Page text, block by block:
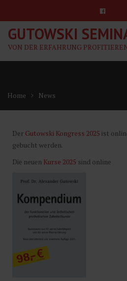
content
GUTOWSKI
VON DER ERFAHRUNG
Home News
Der Gutowski Kongress 2025 ist
gebucht werden.
Die neuen Kurse 2025 sind online